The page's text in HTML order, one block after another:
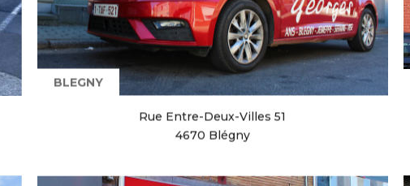
BLEGNY
Rue Entre-Deux-Villes 51
4670 Blégny